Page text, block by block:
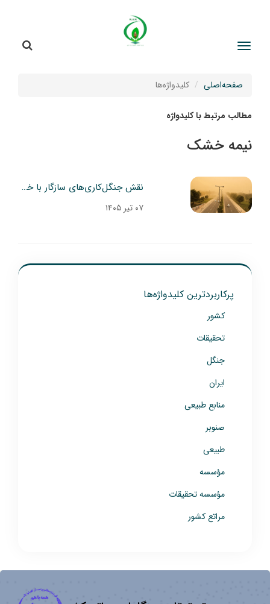
صفحه‌اصلی کلیدواژه‌ها
مطالب مرتبط با کلیدواژه
نیمه خشک
نقش جنگل‌کاری‌های سازگار با خشکی و مدیریت بهینه نزولات جوی در توسعه پوشش جنگلی و کاهش پدیده گردوغبار در استان مرکزی
۰۷ تیر ۱۴۰۵
پرکاربردترین کلیدواژه‌ها
کشور
تحقیقات
جنگل
ایران
منابع طبیعی
صنوبر
طبیعی
مؤسسه
مؤسسه تحقیقات
مراتع کشور